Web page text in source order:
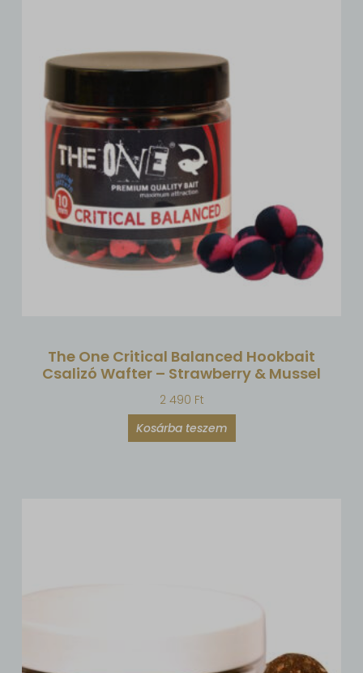
The One Critical Balanced Hookbait
Csalizó Wafter – Strawberry & Mussel
2 490 Ft
Kosárba teszem